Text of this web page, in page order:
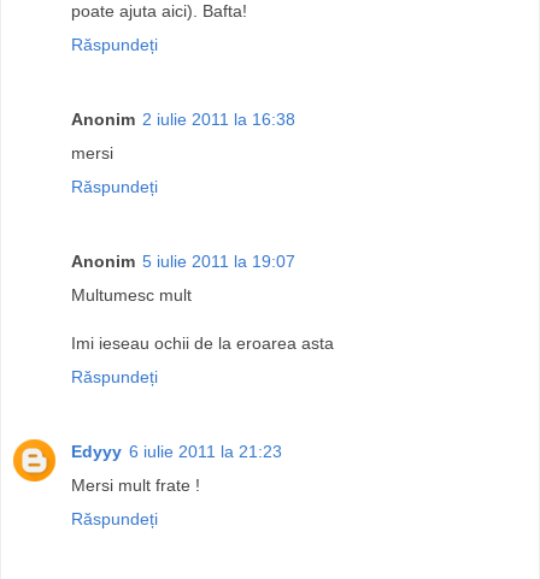
poate ajuta aici). Bafta!
Răspundeți
Anonim 2 iulie 2011 la 16:38
mersi
Răspundeți
Anonim 5 iulie 2011 la 19:07
Multumesc mult
Imi ieseau ochii de la eroarea asta
Răspundeți
Edyyy 6 iulie 2011 la 21:23
Mersi mult frate !
Răspundeți